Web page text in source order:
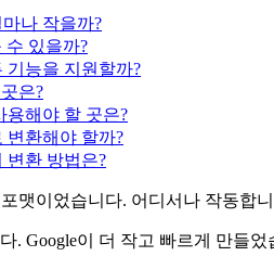
마나 작을까?
수 있을까?
기능을 지원할까?
은?
용해야 할 곳은?
변환해야 할까?
변환 방법은?
맷이었습니다. 어디서나 작동합
. Google이 더 작고 빠르게 만들